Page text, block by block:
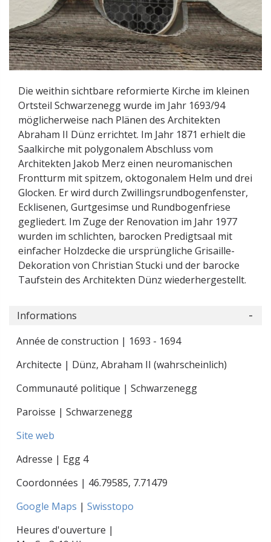
Die weithin sichtbare reformierte Kirche im kleinen
Ortsteil Schwarzenegg wurde im Jahr 1693/94
möglicherweise nach Plänen des Architekten
Abraham II Dünz errichtet. Im Jahr 1871 erhielt die
Saalkirche mit polygonalem Abschluss vom
Architekten Jakob Merz einen neuromanischen
Frontturm mit spitzem, oktogonalem Helm und drei
Glocken. Er wird durch Zwillingsrundbogenfenster,
Ecklisenen, Gurtgesimse und Rundbogenfriese
gegliedert. Im Zuge der Renovation im Jahr 1977
wurden im schlichten, barocken Predigtsaal mit
einfacher Holzdecke die ursprüngliche Grisaille-
Dekoration von Christian Stucki und der barocke
Taufstein des Architekten Dünz wiederhergestellt.
Informations
Année de construction | 1693 - 1694
Architecte | Dünz, Abraham II (wahrscheinlich)
Communauté politique | Schwarzenegg
Paroisse | Schwarzenegg
Site web
Adresse | Egg 4
Coordonnées | 46.79585, 7.71479
Google Maps | Swisstopo
Heures d'ouverture |